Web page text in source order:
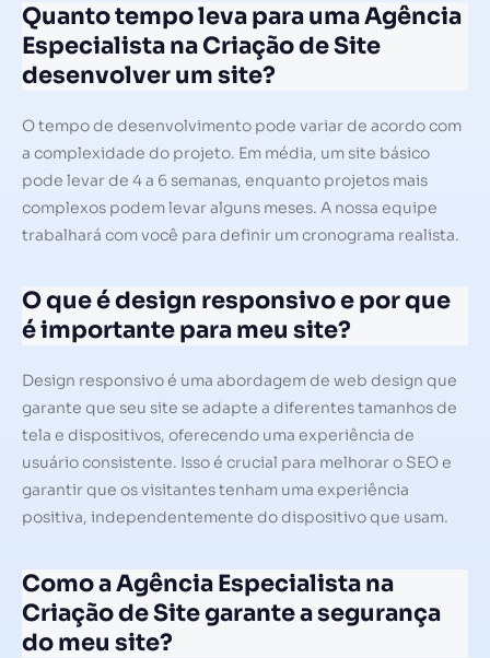
Quanto tempo leva para uma Agência
Especialista na Criação de Site
desenvolver um site?
O tempo de desenvolvimento pode variar de acordo com
a complexidade do projeto. Em média, um site básico
pode levar de 4 a 6 semanas, enquanto projetos mais
complexos podem levar alguns meses. A nossa equipe
trabalhará com você para definir um cronograma realista.
O que é design responsivo e por que
é importante para meu site?
Design responsivo é uma abordagem de web design que
garante que seu site se adapte a diferentes tamanhos de
tela e dispositivos, oferecendo uma experiência de
usuário consistente. Isso é crucial para melhorar o SEO e
garantir que os visitantes tenham uma experiência
positiva, independentemente do dispositivo que usam.
Como a Agência Especialista na
Criação de Site garante a segurança
do meu site?